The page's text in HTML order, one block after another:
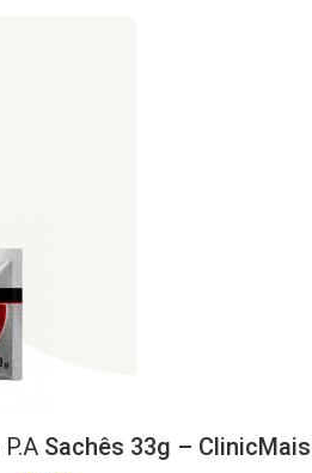
P.A Sachês 33g – ClinicMais